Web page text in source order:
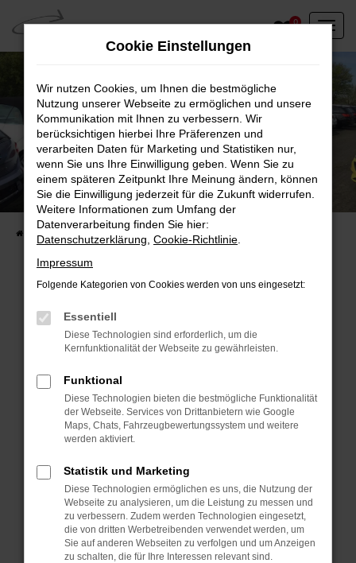
Zum
Hauptinhalt
springen
0
Unser Fahrzeugbestand vor Ort
Entdecken Sie unsere sofort verfügbaren
Fahrzeugangebote
Fehler: Network Error
Beim Laden ist ein Fehler aufgetreten.
Hier sind ein paar Tipps, die dir helfen können:
Überprüfe deine Firewall und deine
Internetverbindung.
Laden andere Webseiten, zum Beispiel deine
Suchmaschine?
Manche Erweiterungen, wie Werbeblocker,
können das Laden bestimmter Seiten
verhindern. Funktioniert die Seite in einem
anderen Browser oder in einem privaten
Fenster?
Cookie Einstellungen
Wir nutzen Cookies, um Ihnen die bestmögliche
Nutzung unserer Webseite zu ermöglichen und unsere
Kommunikation mit Ihnen zu verbessern. Wir
berücksichtigen hierbei Ihre Präferenzen und
verarbeiten Daten für Marketing und Statistiken nur,
wenn Sie uns Ihre Einwilligung geben. Wenn Sie zu
einem späteren Zeitpunkt Ihre Meinung ändern, können
Sie die Einwilligung jederzeit für die Zukunft widerrufen.
Weitere Informationen zum Umfang der
Datenverarbeitung finden Sie hier:
Datenschutzerklärung Cookie-Richtlinie
Impressum
Folgende Kategorien von Cookies werden von uns eingesetzt:
Essentiell
Diese Technologien sind erforderlich, um die
Kernfunktionalität der Webseite zu gewährleisten.
Funktional
Diese Technologien bieten die bestmögliche Funktionalität
der Webseite. Services von Drittanbietern wie Google
Maps, Chats, Fahrzeugbewertungssystem und weitere
werden aktiviert.
Statistik und Marketing
Diese Technologien ermöglichen es uns, die Nutzung der
Webseite zu analysieren, um die Leistung zu messen und
zu verbessern. Zudem werden Technologien eingesetzt,
die von dritten Werbetreibenden verwendet werden, um
Sie auf anderen Webseiten zu verfolgen und um Anzeigen
zu schalten, die für Ihre Interessen relevant sind.